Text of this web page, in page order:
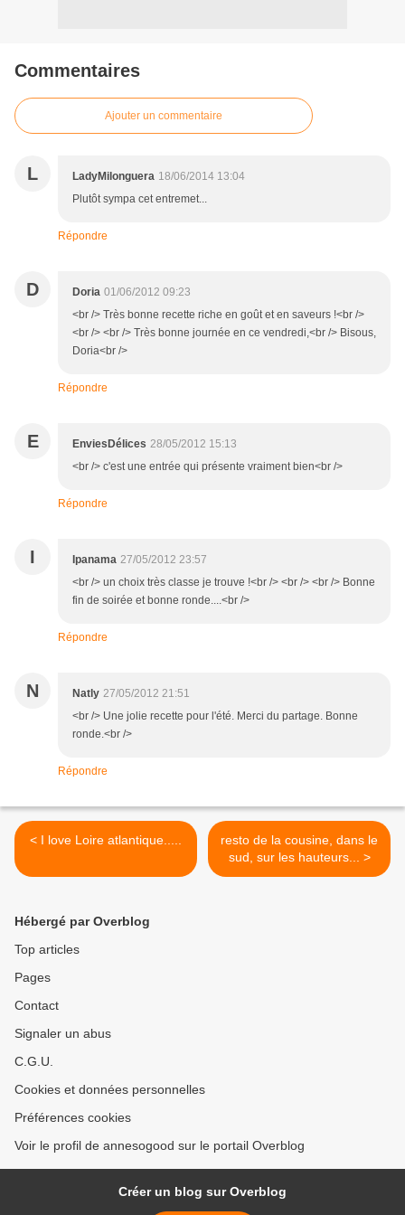
Commentaires
Ajouter un commentaire
L LadyMilonguera 18/06/2014 13:04
Plutôt sympa cet entremet...
Répondre
D Doria 01/06/2012 09:23
<br /> Très bonne recette riche en goût et en saveurs !<br />
<br /> <br /> Très bonne journée en ce vendredi,<br /> Bisous,
Doria<br />
Répondre
E EnviesDélices 28/05/2012 15:13
<br /> c'est une entrée qui présente vraiment bien<br />
Répondre
I Ipanama 27/05/2012 23:57
<br /> un choix très classe je trouve !<br /> <br /> <br /> Bonne
fin de soirée et bonne ronde....<br />
Répondre
N Natly 27/05/2012 21:51
<br /> Une jolie recette pour l'été. Merci du partage. Bonne
ronde.<br />
Répondre
< I love Loire atlantique.....
resto de la cousine, dans le
sud, sur les hauteurs... >
Hébergé par Overblog
Top articles
Pages
Contact
Signaler un abus
C.G.U.
Cookies et données personnelles
Préférences cookies
Voir le profil de annesogood sur le portail Overblog
Créer un blog sur Overblog